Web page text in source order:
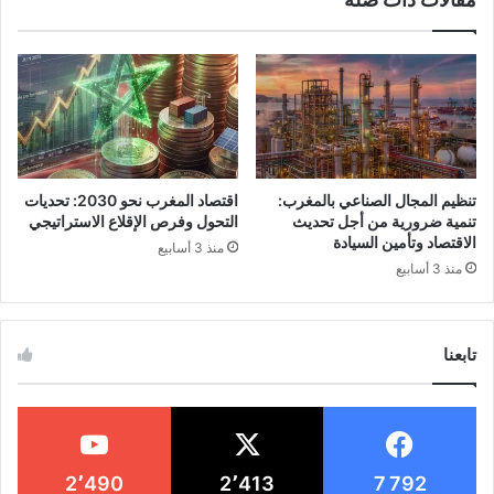
العملات الرقمية تشهد نموًا هائلاً مع توقعات
2025.
بيتكوين وإيثريوم تتصدران القائمة بقيم سوقية
ضخمة.
التقنيات الحديثة مثل البلوكشين تعزز أمان
وكفاءة هذه الأصول.
للمستقبل.
مقدمة عن العملات الرقمية في عام
تنظيم المجال الصناعي بالمغرب:
تنمية ضرورية من أجل تحديث
الاقتصاد وتأمين السيادة
منذ 3 أسابيع
اقتصاد المغرب نحو 2030: تحديات
التحول وفرص الإقلاع الاستراتيجي
منذ 3 أسابيع
تابعنا
7 792 2٬413 2٬490